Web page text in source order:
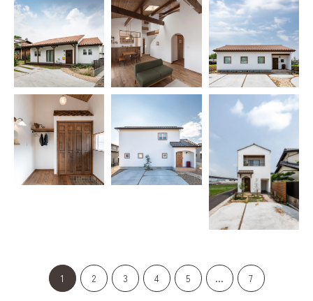
1 2 3 4 5 ... 7